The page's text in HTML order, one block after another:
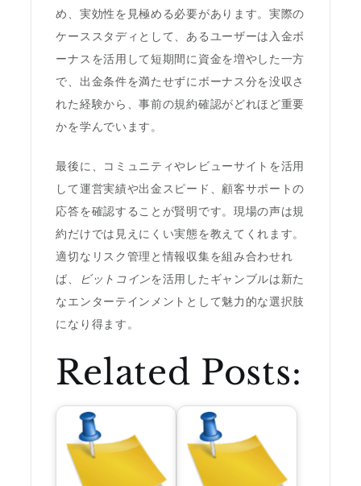
め、実効性を見極める必要があります。実際の
ケーススタディとして、あるユーザーは入金ボ
ーナスを活用して短期間に資金を増やした一方
で、出金条件を満たせずにボーナス分を没収さ
れた経験から、事前の規約確認がどれほど重要
かを学んでいます。
最後に、コミュニティやレビューサイトを活用
して運営実績や出金スピード、顧客サポートの
応答を確認することが賢明です。現場の声は規
約だけでは見えにくい実態を教えてくれます。
適切なリスク管理と情報収集を組み合わせれ
ば、
ビットコインを活用したギャンブルは新た
なエンターテインメントとして魅力的な選択肢
になり得ます。
Related Posts: